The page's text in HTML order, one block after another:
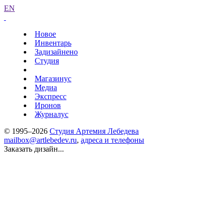
EN
Новое
Инвентарь
Задизайнено
Студия
Магазинус
Медиа
Экспресс
Иронов
Журналус
© 1995–2026 Студия Артемия Лебедева
mailbox@artlebedev.ru, адреса и телефоны
Заказать дизайн...